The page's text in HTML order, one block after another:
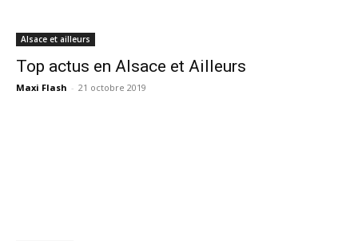
Alsace et ailleurs
Top actus en Alsace et Ailleurs
Maxi Flash - 21 octobre 2019